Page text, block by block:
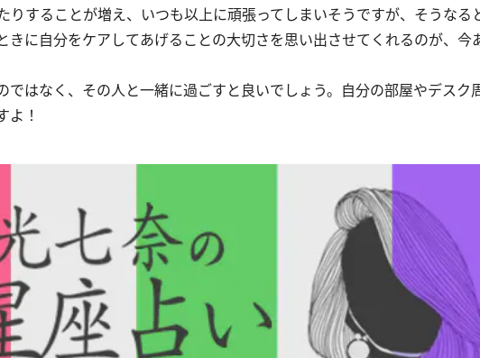
することが増え、いつも以上に頑張ってしまいそうですが、そうなる
に自分をケアしてあげることの大切さを思い出させてくれるのが、今
はなく、その人と一緒に過ごすと良いでしょう。自分の部屋やデスク
よ！